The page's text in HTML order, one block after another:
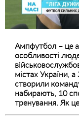
Ампфутбол – це
особливості
містах України,
створили
набирають, 10
тренування. Як